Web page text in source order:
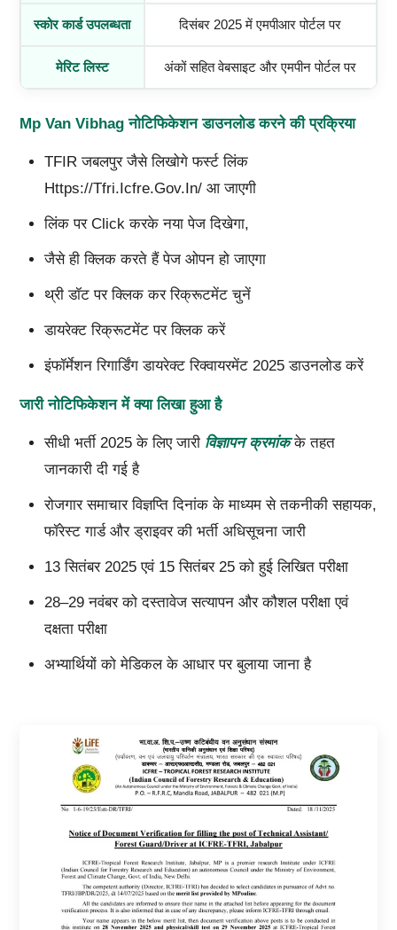
स्कोर कार्ड उपलब्धता दिसंबर 2025 में एमपीआर पोर्टल पर
मेरिट लिस्ट अंकों सहित वेबसाइट और एमपीन पोर्टल पर
Mp Van Vibhag नोटिफिकेशन डाउनलोड करने की प्रक्रिया
TFIR जबलपुर जैसे लिखोगे फर्स्ट लिंक
Https://tfri.icfre.gov.in/ आ जाएगी
लिंक पर Click करके नया पेज दिखेगा,
जैसे ही क्लिक करते हैं पेज ओपन हो जाएगा
थ्री डॉट पर क्लिक कर रिक्रूटमेंट चुनें
डायरेक्ट रिक्रूटमेंट पर क्लिक करें
इंफॉर्मेशन रिगार्डिंग डायरेक्ट रिक्वायरमेंट 2025 डाउनलोड करें
जारी नोटिफिकेशन में क्या लिखा हुआ है
सीधी भर्ती 2025 के लिए जारी विज्ञापन क्रमांकके तहत
जानकारी दी गई है
रोजगार समाचार विज्ञप्ति दिनांक के माध्यम से तकनीकी सहायक,
फॉरेस्ट गार्ड और ड्राइवर की भर्ती अधिसूचना जारी
13 सितंबर 2025 एवं 15 सितंबर 25 को हुई लिखित परीक्षा
28–29 नवंबर को दस्तावेज सत्यापन और कौशल परीक्षा एवं
दक्षता परीक्षा
अभ्यार्थियों को मेडिकल के आधार पर बुलाया जाना है